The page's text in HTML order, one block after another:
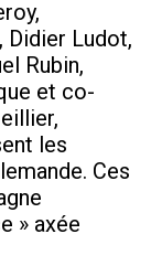
Didier Ludot,
Rubin,
et co-
les
Ces
» axée